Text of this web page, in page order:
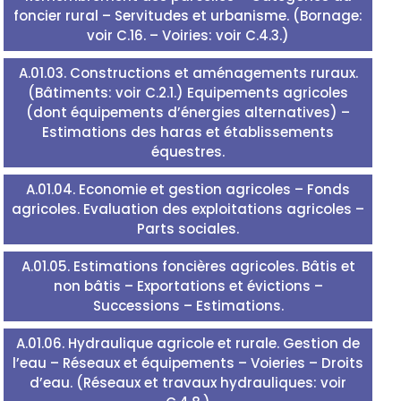
foncier rural – Servitudes et urbanisme. (Bornage:
voir C.16. – Voiries: voir C.4.3.)
A.01.03. Constructions et aménagements ruraux.
(Bâtiments: voir C.2.1.) Equipements agricoles
(dont équipements d’énergies alternatives) –
Estimations des haras et établissements
équestres.
A.01.04. Economie et gestion agricoles – Fonds
agricoles. Evaluation des exploitations agricoles –
Parts sociales.
A.01.05. Estimations foncières agricoles. Bâtis et
non bâtis – Exportations et évictions –
Successions – Estimations.
A.01.06. Hydraulique agricole et rurale. Gestion de
l’eau – Réseaux et équipements – Voieries – Droits
d’eau. (Réseaux et travaux hydrauliques: voir